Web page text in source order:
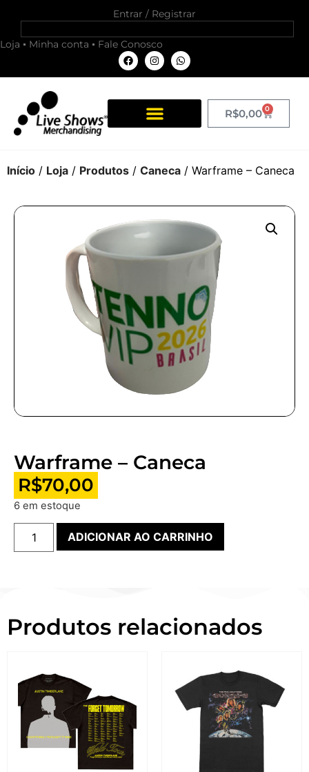
Entrar / Registrar
Loja Minha conta Fale Conosco
R$0,00 0
Início / Loja / Produtos / Caneca / Warframe – Caneca
Warframe – Caneca
R$70,00
6 em estoque
ADICIONAR AO CARRINHO
Produtos relacionados